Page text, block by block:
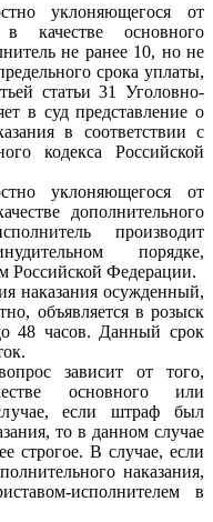
уклоняющегося от
качестве основного
не ранее 10, но не
срока уплаты,
статьи 31 Уголовно-
в суд представление о
в соответствии с
кодекса Российской
уклоняющегося от
дополнительного
производит
порядке,
Российской Федерации.
наказания осужденный,
объявляется в розыск
48 часов. Данный срок
зависит от того,
основного или
если штраф был
то в данном случае
строгое. В случае, если
наказания,
исполнителем в